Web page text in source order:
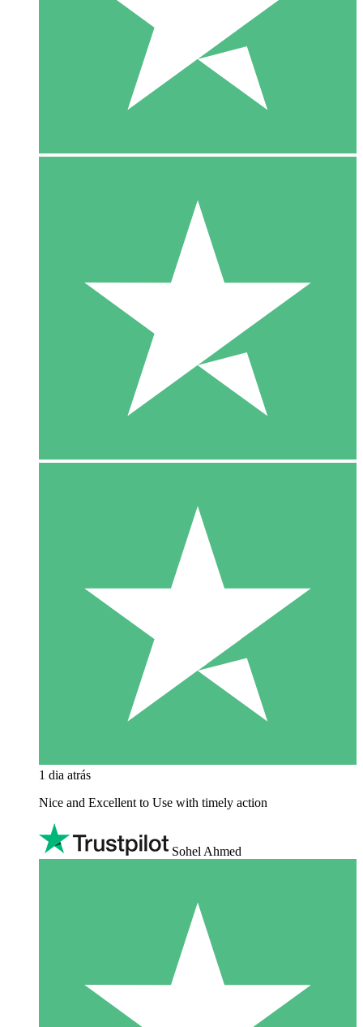
1 dia atrás
Nice and Excellent to Use with timely action
Sohel Ahmed